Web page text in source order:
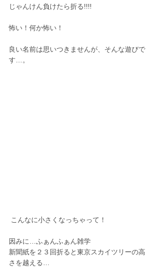
じゃんけん負けたら折る!!!!
怖い！何か怖い！
良い名前は思いつきませんが、そんな遊びで
す…。
こんなに小さくなっちゃって！
因みに…ふぁんふぁん雑学
新聞紙を２３回折ると東京スカイツリーの高
さを越える…